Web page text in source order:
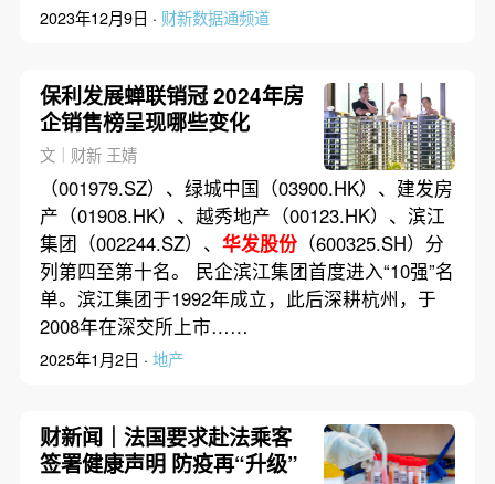
2023年12月9日 · 财新数据通频道
保利发展蝉联销冠 2024年房
企销售榜呈现哪些变化
文｜财新 王婧
（001979.SZ）、绿城中国（03900.HK）、建发房
产（01908.HK）、越秀地产（00123.HK）、滨江
集团（002244.SZ）、 华发股份（600325.SH）分
列第四至第十名。 民企滨江集团首度进入“10强”名
单。滨江集团于1992年成立，此后深耕杭州，于
2008年在深交所上市……
2025年1月2日 · 地产
财新闻｜法国要求赴法乘客
签署健康声明 防疫再“升级”